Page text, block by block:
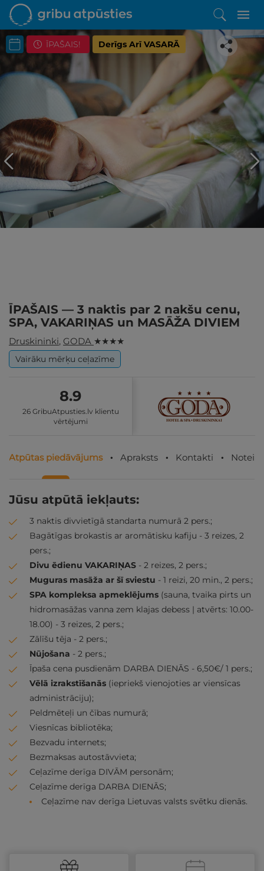
ĪPAŠAIS! Derīgs Arī VASARĀ
Iepatikās šis piedāvājums?
Līdz brīnišķīgai atpūtai atlikuši tikai daži soļi
PĒRKU
ĪPAŠAIS — 3 naktis par 2 nakšu cenu,
SPA, VAKARIŅAS un MASĀŽA DIVIEM
Druskininki, GODA ★ ★ ★ ★
Vairāku mērķu ceļazīme
8.9
26 GribuAtpusties.lv klientu
vērtējumi
Atpūtas piedāvājums Apraksts Kontakti
Jūsu atpūtā iekļauts:
3 naktis divvietīgā standarta numurā 2 pers.;
Bagātīgas brokastis ar aromātisku kafiju - 3 reizes, 2
pers.;
Divu ēdienu VAKARIŅAS - 2 reizes, 2 pers.;
Muguras masāža ar šī sviestu - 1 reizi, 20 min., 2 pers.;
SPA kompleksa apmeklējums (sauna, tvaika pirts un
hidromasāžas vanna zem klajas debess | atvērts: 10.00-
18.00) - 3 reizes, 2 pers.;
Zālīšu tēja - 2 pers.;
Nūjošana - 2 pers.;
Īpaša cena pusdienām DARBA DIENĀS - 6,50€/ 1 pers.;
Vēlā izrakstīšanās (iepriekš vienojoties ar viensīcas
administrāciju);
Peldmēteļi un čības numurā;
Viesnīcas bibliotēka;
Bezvadu internets;
Bezmaksas autostāvvieta;
Ceļazīme derīga DIVĀM personām;
Ceļazīme derīga DARBA DIENĀS;
Ceļazīme nav derīga Lietuvas valsts svētku dienās.